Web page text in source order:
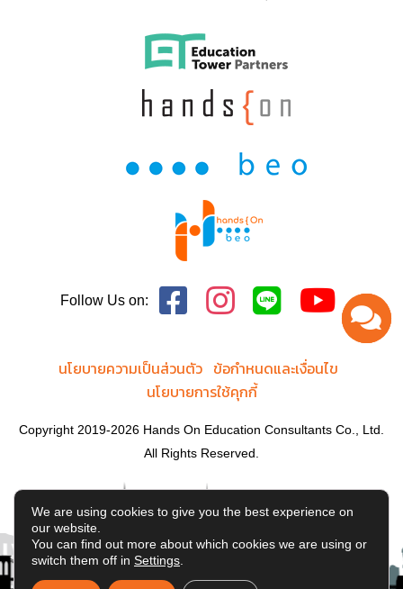
Follow Us on:
นโยบายความเป็นส่วนตัว ข้อกำหนดและเงื่อนไข
นโยบายการใช้คุกกี้
Copyright 2019-2026 Hands On Education Consultants Co., Ltd.
All Rights Reserved.
We are using cookies to give you the best experience on
our website.
You can find out more about which cookies we are using or
switch them off in Settings